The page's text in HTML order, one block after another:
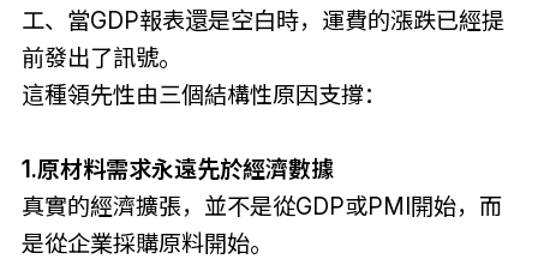
工、當GDP報表還是空白時，運費的漲跌已經提
前發出了訊號。
這種領先性由三個結構性原因支撐：
1.原材料需求永遠先於經濟數據
真實的經濟擴張，並不是從GDP或PMI開始，而
是從企業採購原料開始。